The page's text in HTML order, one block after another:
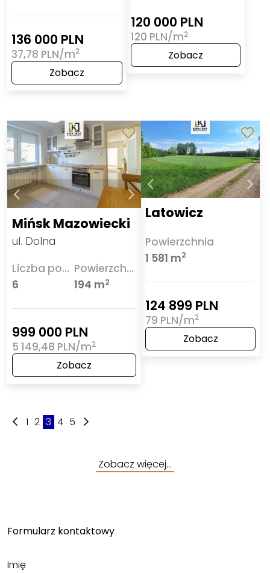
136 000 PLN
37,78 PLN/m2
Zobacz
120 000 PLN
120 PLN/m2
Zobacz
Mińsk Mazowiecki
ul. Dolna
Liczba pokoi
6
Powierzchnia
194 m2
999 000 PLN
5 149,48 PLN/m2
Zobacz
Latowicz
Powierzchnia
1 581 m2
124 899 PLN
79 PLN/m2
Zobacz
1 2 3 4 5
Zobacz więcej…
Formularz kontaktowy
Imię